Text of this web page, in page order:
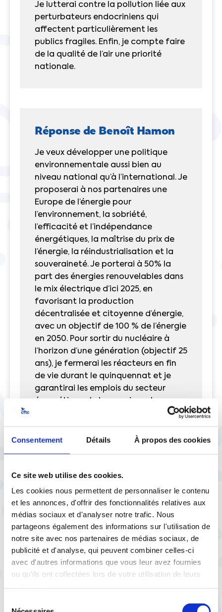
Consentement Détails À propos des cookies
Ce site web utilise des cookies.
Les cookies nous permettent de personnaliser le contenu
et les annonces, d'offrir des fonctionnalités relatives aux
médias sociaux et d'analyser notre trafic. Nous
partageons également des informations sur l'utilisation de
notre site avec nos partenaires de médias sociaux, de
publicité et d'analyse, qui peuvent combiner celles-ci
avec d'autres informations que vous leur avez fournies
ou qu'ils ont collectées lors de votre utilisation de leurs
Je lutterai contre la pollution liée aux
perturbateurs endocriniens qui
affectent particulièrement les
publics fragiles. Enfin, je compte faire
de la qualité de l’air une priorité
nationale.
Réponse de Benoît Hamon
Je veux développer une politique
environnementale aussi bien au
niveau national qu’à l’international. Je
proposerai à nos partenaires une
Europe de l’énergie pour
l’environnement, la sobriété,
l’efficacité et l’indépendance
énergétiques, la maîtrise du prix de
l’énergie, la réindustrialisation et la
souveraineté. Je porterai à 50% la
part des énergies renouvelables dans
le mix électrique d’ici 2025, en
favorisant la production
décentralisée et citoyenne d’énergie,
avec un objectif de 100 % de l’énergie
en 2050. Pour sortir du nucléaire à
l’horizon d’une génération (objectif 25
ans), je fermerai les réacteurs en fin
de vie durant le quinquennat et je
garantirai les emplois du secteur
énergétique. Je lancerai un plan
énergétique (isolation, transports en
commun, véhicules propres).
plans zéro déchet et à la sortie
programmée de l’incinération.
J’interdirai les perturbateurs
endocriniens et proposerai des
alternatives aux pesticides, en
commençant par les plus dangereux.
Dans la lutte contre les particules
fines dans l’air, responsables de plus
40 000 décès par an, je
programmerai la sortie maîtrisée du